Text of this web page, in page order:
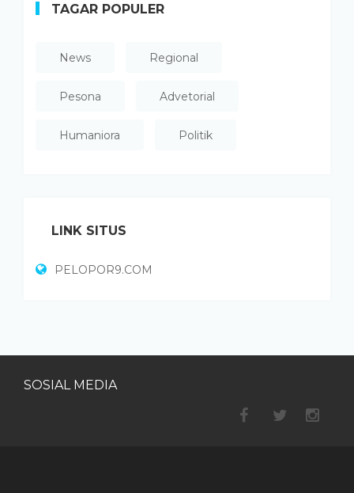
TAGAR POPULER
News Regional
Pesona Advetorial
Humaniora Politik
LINK SITUS
PELOPOR9.COM
SOSIAL MEDIA